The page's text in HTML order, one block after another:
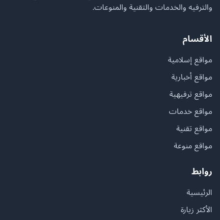
والترفيه والخدمات والتقنية والمنوعات.
الأقسام
مواقع إسلامية
مواقع أخبارية
مواقع ترفيهية
مواقع خدمات
مواقع تقنية
مواقع منوعة
روابط
الرئيسية
الأكثر زيارة